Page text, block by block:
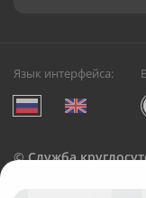
Язык интерфейса:
©Служба
Русский Букет, 2026